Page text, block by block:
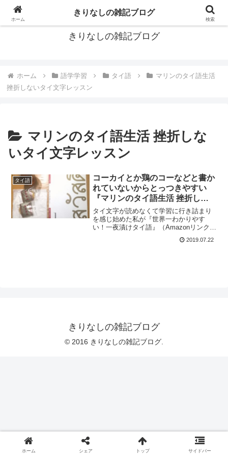
ブログもいいよね
きりなしの雑記ブログ
ホーム 語学学習 タイ語
マリンのタイ語生活
挫折しないタイ文字レッスン
マリンのタイ語生活 挫折しな
いタイ文字レッスン
タイ語
コーカイとか鶏のコーなどと書か
れていないからとっつきやすい
『マリンのタイ語生活 挫折しな
いタイ文字レッスン』でタイ文字
の練習を始めました
タイ文字が読めなくて学習に行き詰まり
を感じ始めた私が『世界一わかりやす
い！一夜漬けタイ語』（Amazonリンク）
ことでした。テキストを読んで、付属の
2019.07.22
きりなしの雑記ブログ
© 2016 きりなしの雑記ブログ.
ホーム
きりなしの雑記ブログ
検索
ホーム シェア トップ サイドバー